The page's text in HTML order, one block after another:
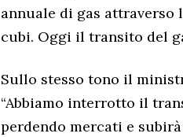
annuale di gas attraverso
cubi. Oggi il transito del
Sullo stesso tono il
“Abbiamo interrotto il
perdendo mercati e